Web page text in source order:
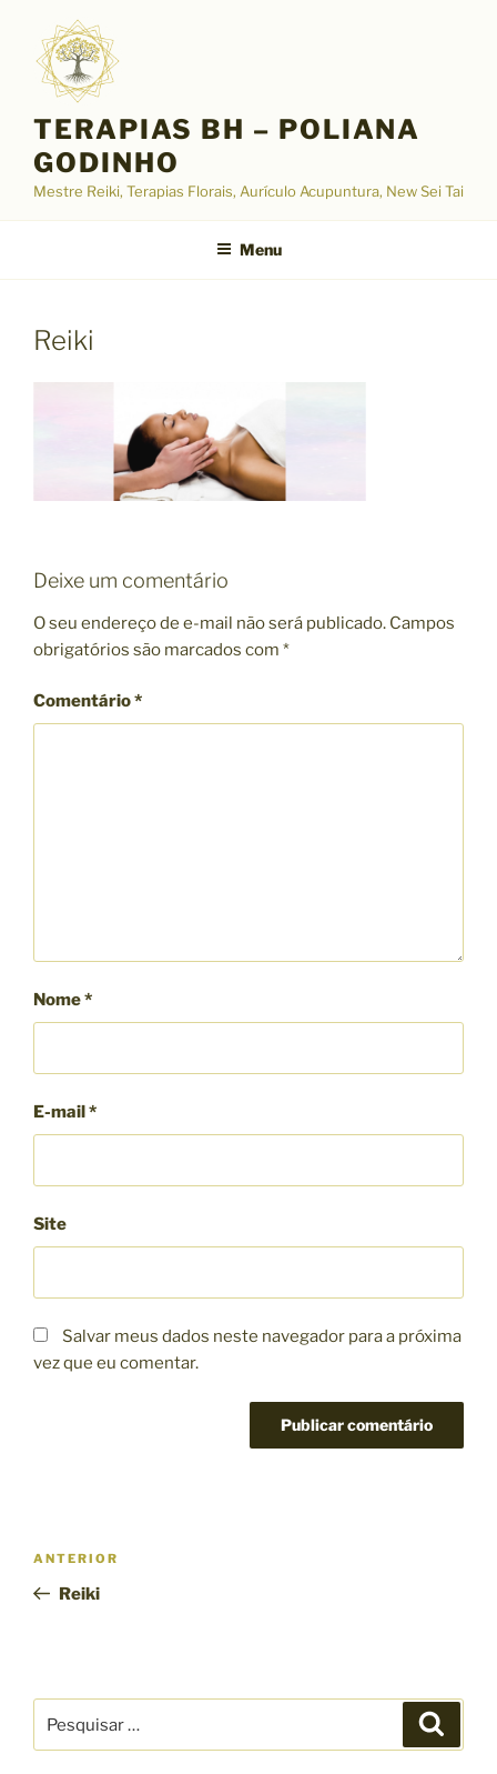
conteúdo
TERAPIAS BH – POLIANA
GODINHO
Mestre Reiki, Terapias Florais, Aurículo Acupuntura, New Sei Tai
Menu
Reiki
Deixe um comentário
O seu endereço de e-mail não será publicado. Campos
obrigatórios são marcados com *
Comentário*
Nome*
E-mail*
Site
Salvar meus dados neste navegador para a próxima
vez que eu comentar.
Post
Post
anterior
ANTERIOR
Reiki
por: